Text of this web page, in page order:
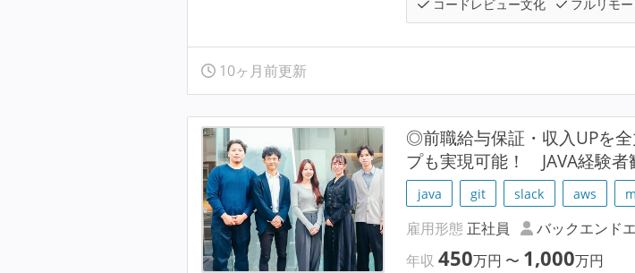
コードレビュー文化
フルリモ
10ヶ月前更新
◎前職給与保証・収入UPを
プも実現可能！ JAVA経験者
java git slack aws
雇用形態 正社員 バックエンド
年収450万円 〜 1,000万円